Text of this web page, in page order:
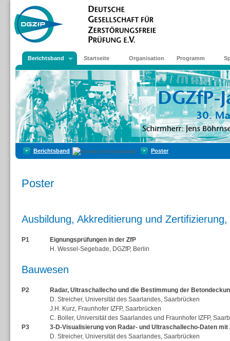
Berichtsband Startseite Organisation Programm
Berichtsband Poster
Poster
Ausbildung, Akkreditierung und
P1
Eignungsprüfungen in der ZfP
H. Wessel-Segebade, DGZfP, Berlin
Bauwesen
P2
Radar, Ultraschallecho und die Bestimmung der
D. Streicher, Universität des Saarlandes, Saarbrücken
J.H. Kurz, Fraunhofer IZFP, Saarbrücken
C. Boller, Universität des Saarlandes und Fraunhofer IZFP,
P3
3-D-Visualisierung von Radar- und Ultraschallecho-Daten mit
D. Streicher, Universität des Saarlandes, Saarbrücken